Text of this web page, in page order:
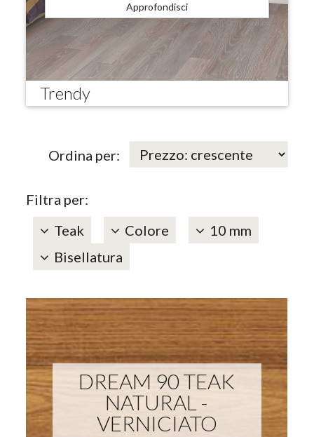
Trendy
Ordina per:
Filtra per:
Teak
Colore
10 mm
Bisellatura
DREAM 90 TEAK
NATURAL -
VERNICIATO
Approfondisci